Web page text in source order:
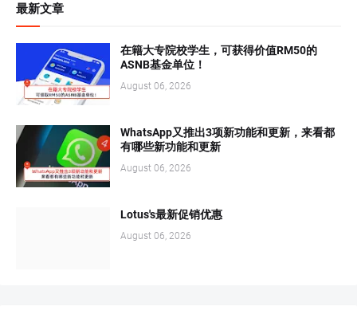
最新文章
在籍大专院校学生，可获得价值RM50的
ASNB基金单位！
August 06, 2026
WhatsApp又推出3项新功能和更新，来看都
有哪些新功能和更新
August 06, 2026
Lotus's最新促销优惠
August 06, 2026